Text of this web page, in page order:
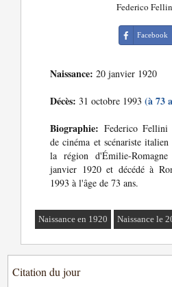
Federico
Facebook
Naissance: 20 janvier 1920
Décès: 31 octobre 1993(à 73
Biographie: Federico Fellini
de cinéma et scénariste
la région d'Émilie-
janvier 1920 et décédé à
1993 à l'âge de 73 ans.
Naissance en 1920 Naissance le
Citation du jour